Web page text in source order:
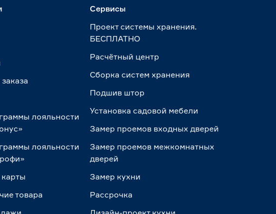
лояльности
лояльности
товара
Сервисы
Проект системы хранения.
БЕСПЛАТНО
Расчётный центр
Сборка систем хранения
Подшив штор
Установка садовой мебели
Замер проемов входных дверей
Замер проемов межкомнатных
дверей
Замер кухни
Рассрочка